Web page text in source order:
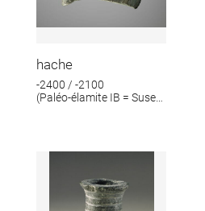
hache
-2400 / -2100
(Paléo-élamite IB = Suse